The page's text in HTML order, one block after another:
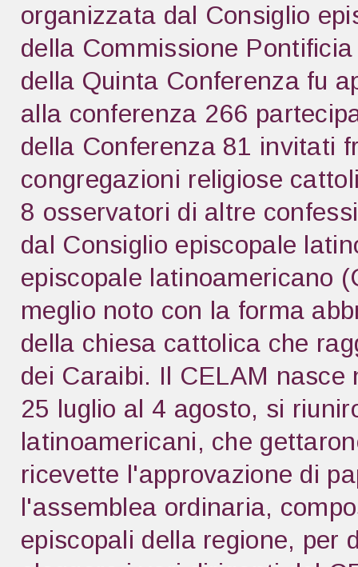
organizzata dal Consiglio
della Commissione
della Quinta Conferenza fu
alla conferenza 266
della Conferenza 81 invitati
congregazioni religiose
8 osservatori di altre
dal Consiglio episcopale
episcopale latinoamericano
meglio noto con la forma
della chiesa cattolica che
dei Caraibi. Il CELAM nasce
25 luglio al 4 agosto, si
latinoamericani, che
ricevette l'approvazione di
l'assemblea ordinaria,
episcopali della regione, per